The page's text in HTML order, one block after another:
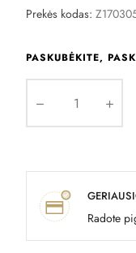
Prekės kodas:
PASKUBĖKITE,
Radote